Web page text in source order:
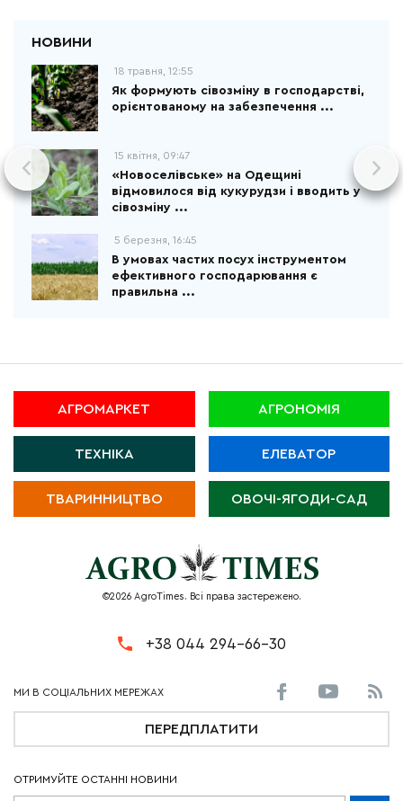
18 травня, 12:55
Як формують сівозміну в господарстві,
орієнтованому на забезпечення ...
15 квітня, 09:47
«Новоселівське» на Одещині
відмовилося від кукурудзи і вводить у
сівозміну ...
5 березня, 16:45
В умовах частих посух інструментом
ефективного господарювання є
правильна ...
АГРОМАРКЕТ АГРОНОМІЯ
ТЕХНІКА ЕЛЕВАТОР
ТВАРИННИЦТВО ОВОЧІ-ЯГОДИ-САД
©2026 AgroTimes. Всі права застережено.
+38 044 294-66-30
ПЕРЕДПЛАТИТИ
ОТРИМУЙТЕ ОСТАННІ НОВИНИ